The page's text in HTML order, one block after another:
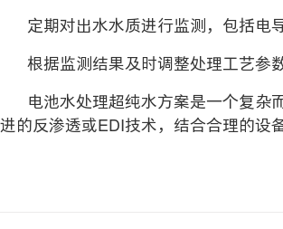
定期对出水水质进行监测，包括电
根据监测结果及时调整处理工艺参
电池水处理超纯水方案是一个复杂
进的反渗透或EDI技术，结合合理的设